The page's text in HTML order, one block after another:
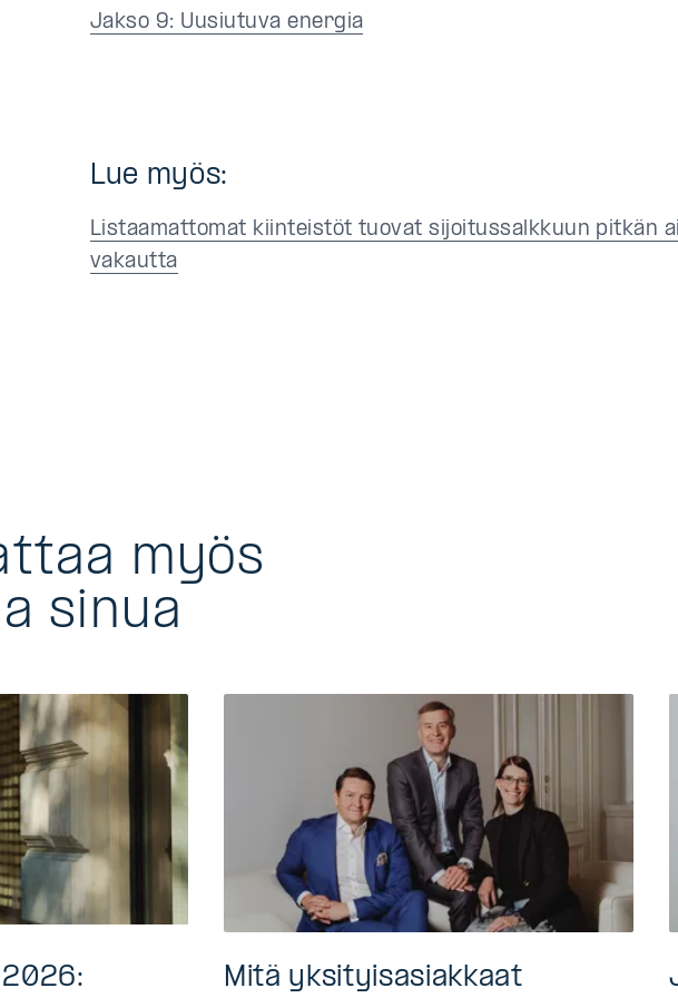
Jakso 9: Uusiutuva energia
Lue myös:
Listaamattomat kiinteistöt tuovat sijoitussalkkuun pitkän
vakautta
myös
sinua
Mitä yksityisasiakkaat